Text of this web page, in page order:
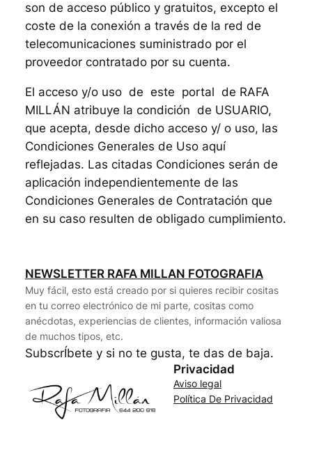
son de acceso público y gratuitos, excepto el
coste de la conexión a través de la red de
telecomunicaciones suministrado por el
proveedor contratado por su cuenta.
El acceso y/o uso de este portal de RAFA
MILLÁN atribuye la condición de USUARIO,
que acepta, desde dicho acceso y/ o uso, las
Condiciones Generales de Uso aquí
reflejadas. Las citadas Condiciones serán de
aplicación independientemente de las
Condiciones Generales de Contratación que
en su caso resulten de obligado cumplimiento.
NEWSLETTER RAFA MILLAN FOTOGRAFIA
Muy fácil, esto está creado por si quieres recibir cositas
en tu correo electrónico de mi parte, cositas como
anécdotas, experiencias de clientes, información valiosa
de muchos tipos, etc.
SubscrÍbete y si no te gusta, te das de baja.
Privacidad
Aviso legal
Política De Privacidad